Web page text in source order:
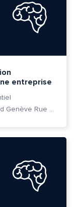
entreprise
Cité des Métiers du Grand Genève Rue Prévost-Martin 6 1205 Genève